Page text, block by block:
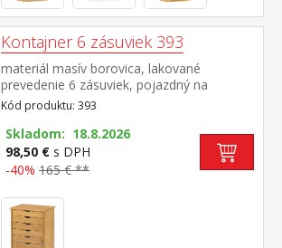
Kontajner 6 zásuviek 393
materiál masív borovica, lakované
prevedenie 6 zásuviek, pojazdný na
kolieskach
Kód produktu: 393
Skladom: 18.8.2026
98,50 € s DPH
-40% 165 € **